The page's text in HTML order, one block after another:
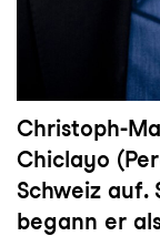
Christoph-
Chiclayo
Schweiz auf.
begann er